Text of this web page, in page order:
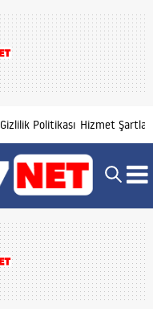
Gizlilik Politikası Hizmet Şartları